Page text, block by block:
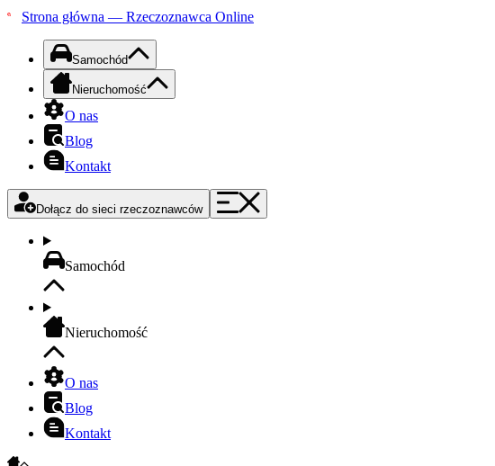
Strona główna — Rzeczoznawca Online
Samochód
Nieruchomość
O nas
Blog
Kontakt
Dołącz do sieci rzeczoznawców
Samochód
Nieruchomość
O nas
Blog
Kontakt